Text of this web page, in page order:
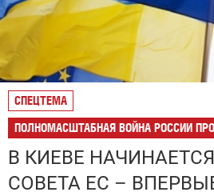
СПЕЦТЕМА
ПОЛНОМАСШТАБНАЯ ВОЙНА РОССИИ
В КИЕВЕ
СОВЕТА ЕС –